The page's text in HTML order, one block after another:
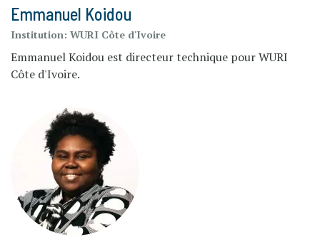
Emmanuel Koidou
Institution: WURI Côte d'Ivoire
Emmanuel Koidou est directeur technique pour WURI
Côte d'Ivoire.